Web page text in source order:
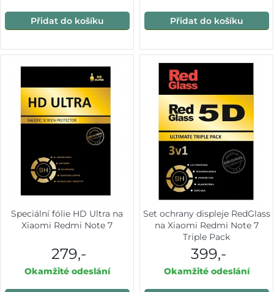
Přidat do košíku Přidat do košíku
Speciální fólie HD Ultra na
Xiaomi Redmi Note 7
279,-
Okamžité odeslání
Set ochrany displeje RedGlass
na Xiaomi Redmi Note 7
Triple Pack
399,-
Okamžité odeslání